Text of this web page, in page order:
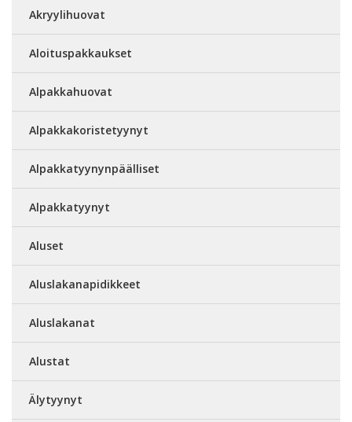
Akryylihuovat
Aloituspakkaukset
Alpakkahuovat
Alpakkakoristetyynyt
Alpakkatyynynpäälliset
Alpakkatyynyt
Aluset
Aluslakanapidikkeet
Aluslakanat
Alustat
Älytyynyt